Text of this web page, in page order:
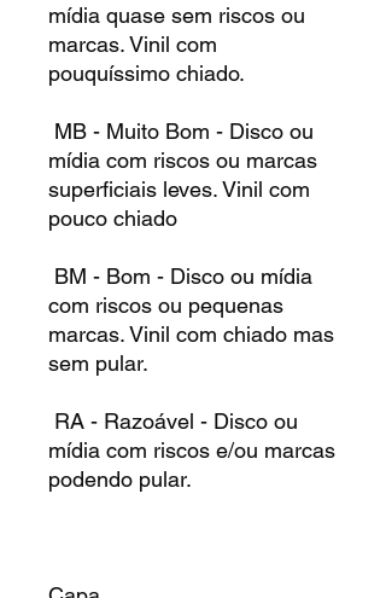
mídia quase sem riscos ou
marcas. Vinil com
pouquíssimo chiado.
MB - Muito Bom - Disco ou
mídia com riscos ou marcas
superficiais leves. Vinil com
pouco chiado
BM - Bom - Disco ou mídia
com riscos ou pequenas
marcas. Vinil com chiado mas
sem pular.
RA - Razoável - Disco ou
mídia com riscos e/ou marcas
podendo pular.